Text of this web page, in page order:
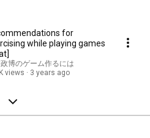
for
while playing games
博のゲーム作るには
views
3 years ago